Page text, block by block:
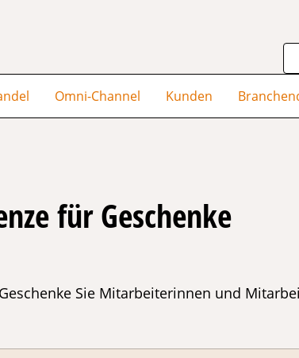
Omni-Channel Kunden
für Geschenke
Sie Mitarbeiterinnen und